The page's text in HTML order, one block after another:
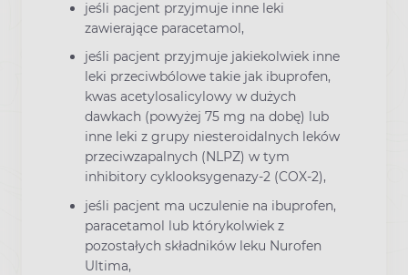
jeśli pacjent przyjmuje inne leki
zawierające paracetamol,
jeśli pacjent przyjmuje jakiekolwiek inne
leki przeciwbólowe takie jak ibuprofen,
kwas acetylosalicylowy w dużych
dawkach (powyżej 75 mg na dobę) lub
inne leki z grupy niesteroidalnych leków
przeciwzapalnych (NLPZ) w tym
inhibitory cyklooksygenazy-2 (COX-2),
jeśli pacjent ma uczulenie na ibuprofen,
paracetamol lub którykolwiek z
pozostałych składników leku Nurofen
Ultima,